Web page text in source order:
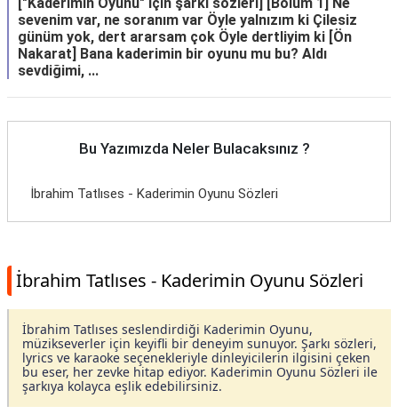
sevenim var, ne soranım var Öyle yalnızım ki Çilesiz
günüm yok, dert ararsam çok Öyle dertliyim ki [Ön
Nakarat] Bana kaderimin bir oyunu mu bu? Aldı
sevdiğimi, ...
Bu Yazımızda Neler Bulacaksınız ?
İbrahim Tatlıses - Kaderimin Oyunu Sözleri
İbrahim Tatlıses - Kaderimin Oyunu Sözleri
İbrahim Tatlıses seslendirdiği Kaderimin Oyunu,
müzikseverler için keyifli bir deneyim sunuyor. Şarkı sözleri,
lyrics ve karaoke seçenekleriyle dinleyicilerin ilgisini çeken
bu eser, her zevke hitap ediyor. Kaderimin Oyunu Sözleri ile
şarkıya kolayca eşlik edebilirsiniz.